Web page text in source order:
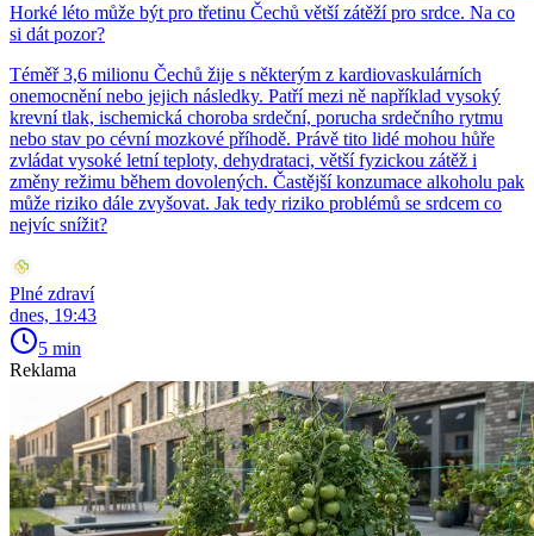
Horké léto může být pro třetinu Čechů větší zátěží pro srdce. Na co
si dát pozor?
Téměř 3,6 milionu Čechů žije s některým z kardiovaskulárních
onemocnění nebo jejich následky. Patří mezi ně například vysoký
krevní tlak, ischemická choroba srdeční, porucha srdečního rytmu
nebo stav po cévní mozkové příhodě. Právě tito lidé mohou hůře
zvládat vysoké letní teploty, dehydrataci, větší fyzickou zátěž i
změny režimu během dovolených. Častější konzumace alkoholu pak
může riziko dále zvyšovat. Jak tedy riziko problémů se srdcem co
nejvíc snížit?
Plné zdraví
dnes, 19:43
5 min
Reklama